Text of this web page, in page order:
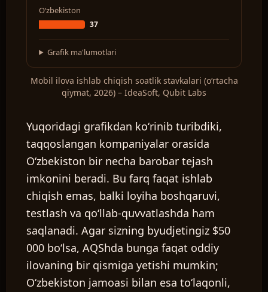
Oʻzbekiston
37
Grafik ma'lumotlari
Mobil ilova ishlab chiqish soatlik stavkalari (oʻrtacha
qiymat, 2026) – IdeaSoft, Qubit Labs
Yuqoridagi grafikdan koʻrinib turibdiki,
taqqoslangan kompaniyalar orasida
Oʻzbekiston bir necha barobar tejash
imkonini beradi. Bu farq faqat ishlab
chiqish emas, balki loyiha boshqaruvi,
testlash va qoʻllab-quvvatlashda ham
saqlanadi. Agar sizning byudjetingiz $50
000 boʻlsa, AQShda bunga faqat oddiy
ilovaning bir qismiga yetishi mumkin;
Oʻzbekiston jamoasi bilan esa toʻlaqonli,